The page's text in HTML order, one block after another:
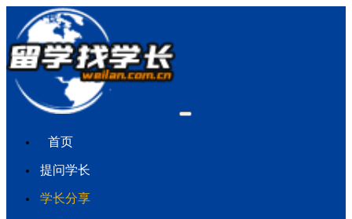
首页
提问学长
学长分享